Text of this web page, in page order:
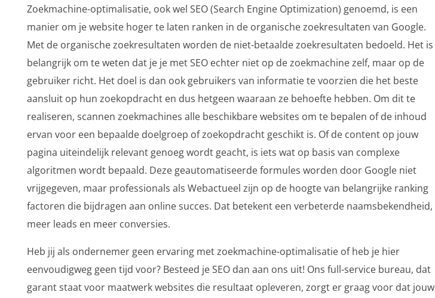
Zoekmachine-optimalisatie, ook wel SEO (Search Engine Optimization) genoemd, is een
manier om je website hoger te laten ranken in de organische zoekresultaten van Google.
Met de organische zoekresultaten worden de niet-betaalde zoekresultaten bedoeld. Het is
belangrijk om te weten dat je je met SEO echter niet op de zoekmachine zelf, maar op de
gebruiker richt. Het doel is dan ook gebruikers van informatie te voorzien die het beste
aansluit op hun zoekopdracht en dus hetgeen waaraan ze behoefte hebben. Om dit te
realiseren, scannen zoekmachines alle beschikbare websites om te bepalen of de inhoud
ervan voor een bepaalde doelgroep of zoekopdracht geschikt is. Of de content op jouw
pagina uiteindelijk relevant genoeg wordt geacht, is iets wat op basis van complexe
algoritmen wordt bepaald. Deze geautomatiseerde formules worden door Google niet
vrijgegeven, maar professionals als Webactueel zijn op de hoogte van belangrijke ranking
factoren die bijdragen aan online succes. Dat betekent een verbeterde naamsbekendheid,
meer leads en meer conversies.
Heb jij als ondernemer geen ervaring met zoekmachine-optimalisatie of heb je hier
eenvoudigweg geen tijd voor? Besteed je SEO dan aan ons uit! Ons full-service bureau, dat
garant staat voor maatwerk websites die resultaat opleveren, zorgt er graag voor dat jouw